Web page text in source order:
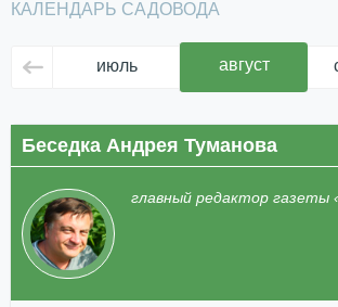
КАЛЕНДАРЬ САДОВОДА
июль август
Беседка Андрея Туманова
главный редактор газеты